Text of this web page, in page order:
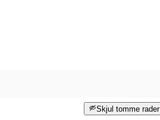
Skjul tomme rader